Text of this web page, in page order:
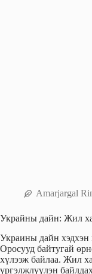
Amarjargal
Украйны дайн: Жил
Украины дайн хэдхэн
Оросууд байтугай
хүлээж байлаа. Жил
үргэлжлүүлэн